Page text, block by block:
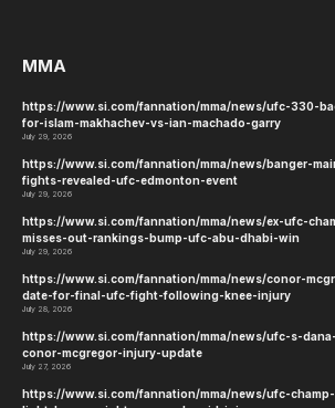
MMA
https://www.si.com/fannation/mma/news/ufc-330-
for-islam-makhachev-vs-ian-machado-garry
July 29, 2026
https://www.si.com/fannation/mma/news/banger-
fights-revealed-ufc-edmonton-event
July 29, 2026
https://www.si.com/fannation/mma/news/ex-ufc-
misses-out-rankings-bump-ufc-abu-dhabi-win
July 29, 2026
https://www.si.com/fannation/mma/news/conor-
date-for-final-ufc-fight-following-knee-injury
July 28, 2026
https://www.si.com/fannation/mma/news/ufc-s-
conor-mcgregor-injury-update
July 27, 2026
https://www.si.com/fannation/mma/news/ufc-